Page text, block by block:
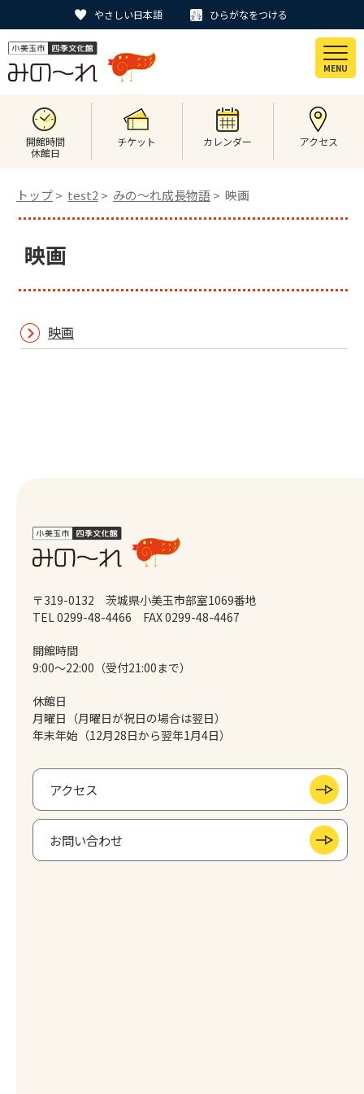
やさしい日本語 ひらがなをつける
MENU
開館時間
休館日
チケット カレンダー アクセス
トップ> test2 > みの〜れ成長物語> 映画
映画
映画
〒319-0132 茨城県小美玉市部室1069番地
TEL 0299-48-4466
FAX 0299-48-4467
開館時間
9:00～22:00（受付21:00まで）
休館日
月曜日（月曜日が祝日の場合は翌日）
年末年始（12月28日から翌年1月4日）
アクセス
お問い合わせ